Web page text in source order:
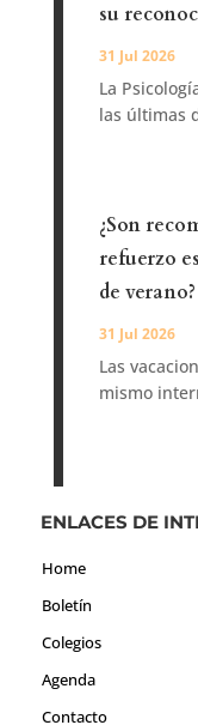
su
31 Jul 2026
La
las últimas
¿Son
refuerzo
de verano?
31 Jul 2026
Las
mismo
ENLACES DE
Home
Boletín
Colegios
Agenda
Contacto